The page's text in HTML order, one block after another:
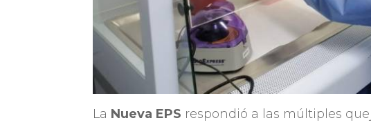
La Nueva EPS respondió a las múltiples